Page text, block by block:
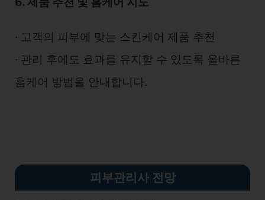
∙ 고객의 피부에 맞는 스킨케어 제품 추천
∙ 관리 후에도 효과를 유지할 수 있도록 올바른
홈케어 방법을 안내합니다.
피부관리사 전망